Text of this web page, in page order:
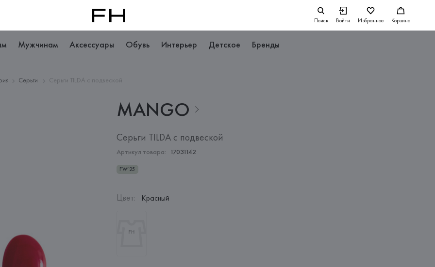
Поиск Войти Избранное Корзина
Мужчинам Аксессуары Обувь Интерьер Детское Бренды
Серьги Серьги TILDA с подвеской
MANGO
Серьги TILDA с подвеской
Артикул товара: 17031142
FW’25
Цвет: Красный